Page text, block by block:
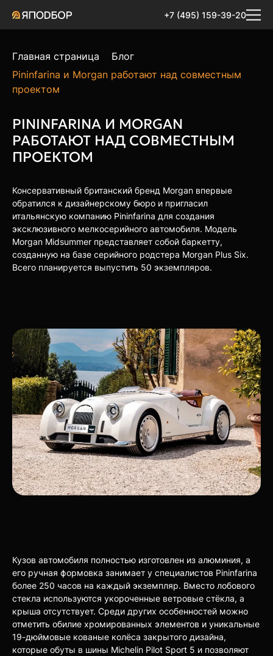
+7 (495) 159-39-20
Главная страница
Блог
Pininfarina и Morgan работают над совместным
проектом
PININFARINA И MORGAN
РАБОТАЮТ НАД СОВМЕСТНЫМ
ПРОЕКТОМ
Консервативный британский бренд Morgan впервые
обратился к дизайнерскому бюро и пригласил
итальянскую компанию Pininfarina для создания
эксклюзивного мелкосерийного автомобиля. Модель
Morgan Midsummer представляет собой баркетту,
созданную на базе серийного родстера Morgan Plus Six.
Всего планируется выпустить 50 экземпляров.
Кузов автомобиля полностью изготовлен из алюминия, а
его ручная формовка занимает у специалистов Pininfarina
более 250 часов на каждый экземпляр. Вместо лобового
стекла используются укороченные ветровые стёкла, а
крыша отсутствует. Среди других особенностей можно
отметить обилие хромированных элементов и уникальные
19-дюймовые кованые колёса закрытого дизайна,
которые обуты в шины Michelin Pilot Sport 5 и позволяют